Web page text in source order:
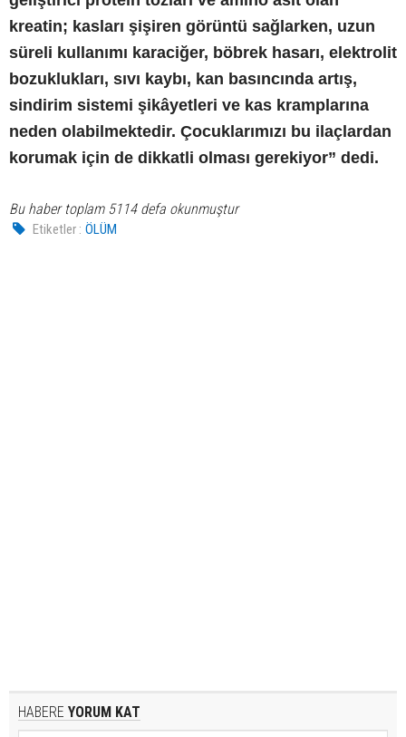
kreatin; kasları şişiren görüntü sağlarken, uzun
süreli kullanımı karaciğer, böbrek hasarı, elektrolit
bozuklukları, sıvı kaybı, kan basıncında artış,
sindirim sistemi şikâyetleri ve kas kramplarına
neden olabilmektedir. Çocuklarımızı bu ilaçlardan
korumak için de dikkatli olması gerekiyor” dedi.
Bu haber toplam 5114 defa okunmuştur
Etiketler : ÖLÜM
HABERE YORUM KAT